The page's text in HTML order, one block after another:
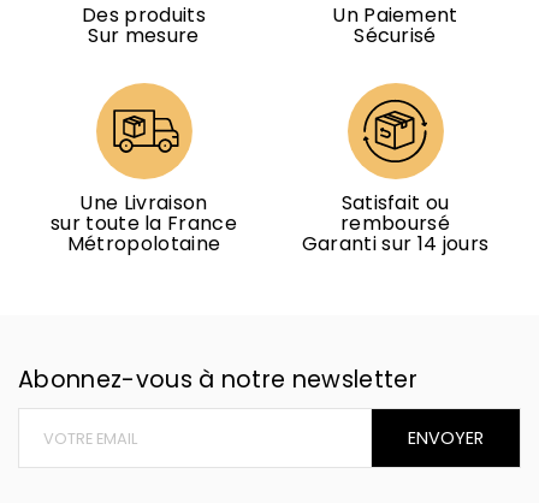
Des produits
Sur mesure
Un Paiement
Sécurisé
Une Livraison
sur toute la France
Métropolotaine
Satisfait ou
remboursé
Garanti sur 14 jours
Abonnez-vous à notre newsletter
ENVOYER